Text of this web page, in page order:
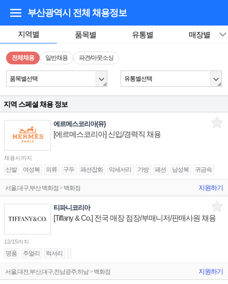
부산광역시 전체 채용정보
지역별 품목별 유통별 매장별
전체채용 일반채용 파견/아웃소싱
품목별선택 유통별선택
지역 스페셜 채용 정보
에르메스코리아(유)
[에르메스코리아] 신입/경력직 채용
채용시까지
신발 여성복 의류 구두 패션잡화 악세서리 가방 패션 남성복 귀금속
서울,대구,부산 백화점 > 백화점 지원하기
티파니코리아
[Tiffany & Co.] 전국 매장 점장/부매니저/판매사원 채용
12/15까지
명품 주얼리 럭셔리
서울,대전,부산,대구,전남광주,하남 > 백화점 지원하기